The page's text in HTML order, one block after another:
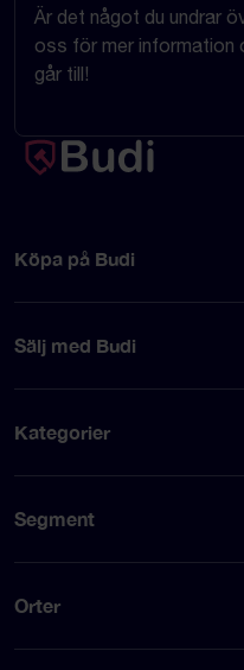
Är det något du undrar
oss för mer information
går till!
Köpa på Budi
Sälj med Budi
Kategorier
Segment
Orter